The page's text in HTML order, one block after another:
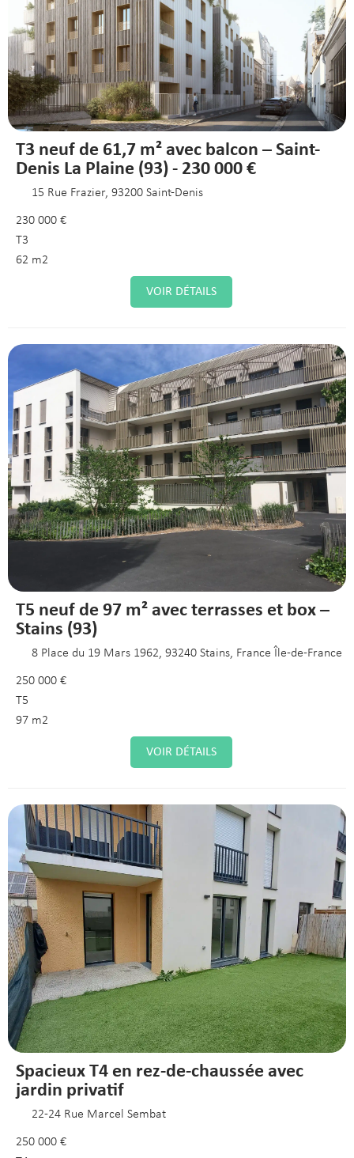
T3 neuf de 61,7 m² avec balcon – Saint-
Denis La Plaine (93) - 230 000 €
15 Rue Frazier, 93200 Saint-Denis
230 000 €
T3
62 m2
VOIR DÉTAILS
T5 neuf de 97 m² avec terrasses et box –
Stains (93)
8 Place du 19 Mars 1962, 93240 Stains, France Île-de-France
250 000 €
T5
97 m2
VOIR DÉTAILS
Spacieux T4 en rez-de-chaussée avec
jardin privatif
22-24 Rue Marcel Sembat
250 000 €